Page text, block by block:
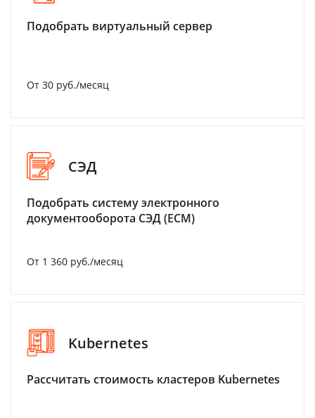
Подобрать виртуальный сервер
От 30 руб./месяц
СЭД
Подобрать систему электронного
документооборота СЭД (ECM)
От 1 360 руб./месяц
Kubernetes
Рассчитать стоимость кластеров Kubernetes